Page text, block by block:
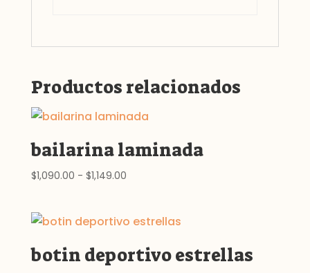
Productos relacionados
bailarina laminada
$1,090.00 - $1,149.00Rango
desde
hasta
botin deportivo estrellas